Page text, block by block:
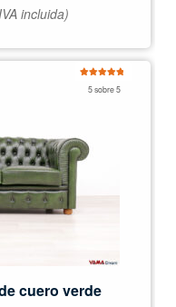
incluida)
5 sobre 5
cuero verde